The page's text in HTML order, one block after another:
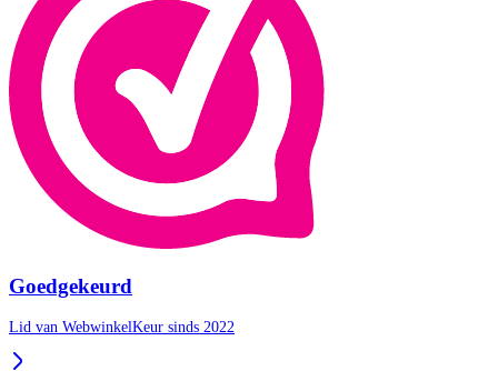
Goedgekeurd
Lid van WebwinkelKeur sinds 2022